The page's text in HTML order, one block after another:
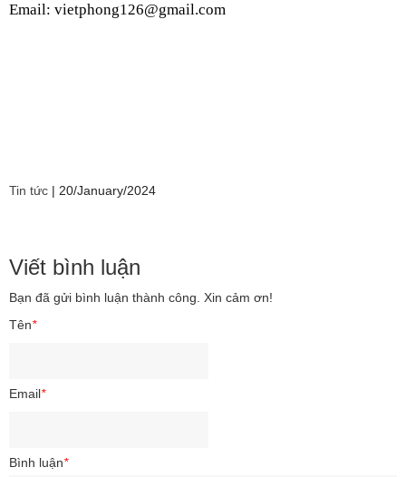
Email: vietphong126@gmail.com
Tin tức | 20/January/2024
Viết bình luận
Bạn đã gửi bình luận thành công. Xin cảm ơn!
Tên*
Email*
Bình luận*